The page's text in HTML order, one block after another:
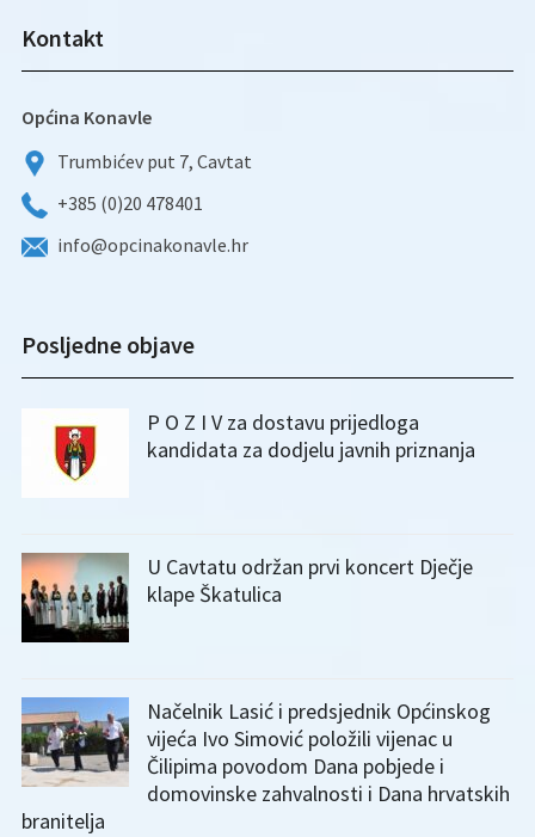
Kontakt
Općina Konavle
Trumbićev put 7, Cavtat
+385 (0)20 478401
info@opcinakonavle.hr
Posljedne objave
P O Z I V za dostavu prijedloga
kandidata za dodjelu javnih priznanja
U Cavtatu održan prvi koncert Dječje
klape Škatulica
Načelnik Lasić i predsjednik Općinskog
vijeća Ivo Simović položili vijenac u
Čilipima povodom Dana pobjede i
domovinske zahvalnosti i Dana hrvatskih
branitelja